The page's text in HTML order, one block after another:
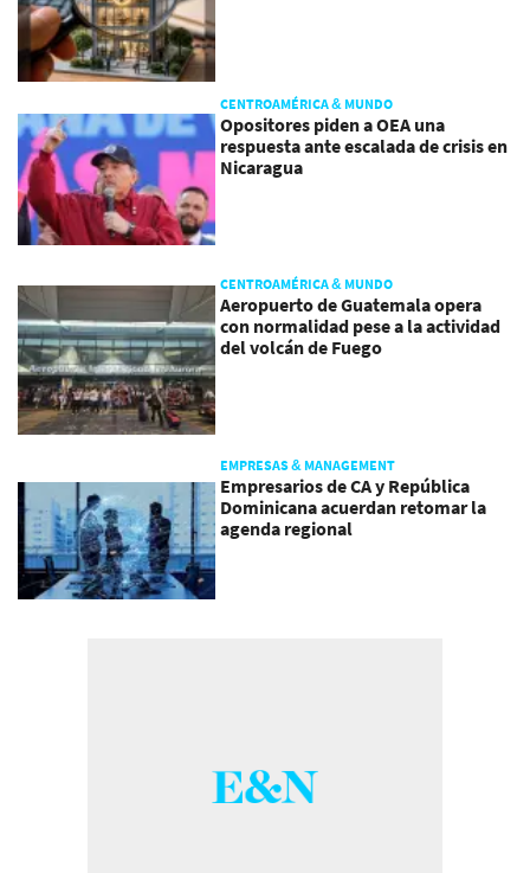
CENTROAMÉRICA & MUNDO
Opositores piden a OEA una
respuesta ante escalada de crisis en
Nicaragua
CENTROAMÉRICA & MUNDO
Aeropuerto de Guatemala opera
con normalidad pese a la actividad
del volcán de Fuego
EMPRESAS & MANAGEMENT
Empresarios de CA y República
Dominicana acuerdan retomar la
agenda regional